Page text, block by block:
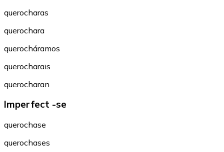
querocharas
querochara
querocháramos
querocharais
querocharan
Imperfect -se
querochase
querochases